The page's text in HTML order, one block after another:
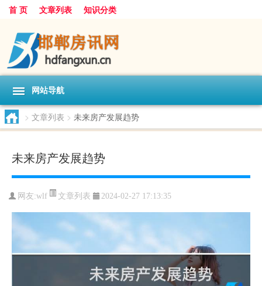
首 页 文章列表 知识分类
网站导航
> 文章列表 > 未来房产发展趋势
未来房产发展趋势
网友:wlf 文章列表 2024-02-27 17:13:35